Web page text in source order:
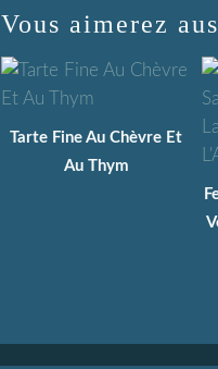
Vous aimerez
Tarte Fine Au Chèvre Et
Au Thym